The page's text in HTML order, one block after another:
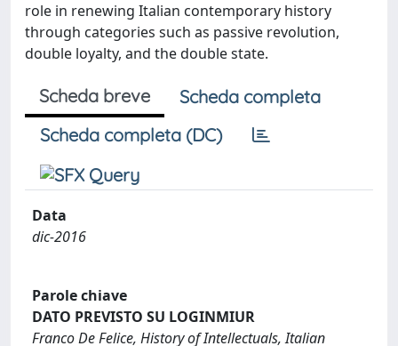
role in renewing Italian contemporary history
through categories such as passive revolution,
double loyalty, and the double state.
Scheda breve
Scheda completa
Scheda completa (DC)
Data
dic-2016
Parole chiave
DATO PREVISTO SU LOGINMIUR
Franco De Felice, History of Intellectuals, Italian